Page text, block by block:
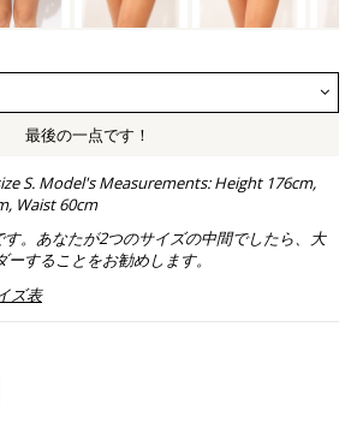
最後の一点です！
S. Model's Measurements: Height 176cm,
Waist 60cm
。あなたが2つのサイズの中間でしたら、大
することをお勧めします。
ズ表